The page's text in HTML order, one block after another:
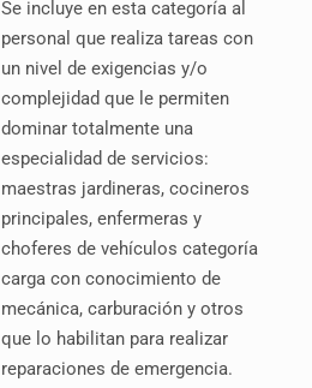
Se incluye en esta categoría al
personal que realiza tareas con
un nivel de exigencias y/o
complejidad que le permiten
dominar totalmente una
especialidad de servicios:
maestras jardineras, cocineros
principales, enfermeras y
choferes de vehículos categoría
carga con conocimiento de
mecánica, carburación y otros
que lo habilitan para realizar
reparaciones de emergencia.